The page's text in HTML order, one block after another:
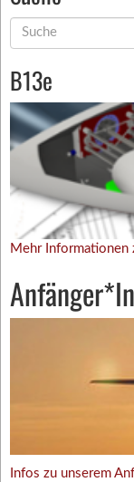
Suche
nach:
B13e
Mehr Informationen
Infos zu unserem